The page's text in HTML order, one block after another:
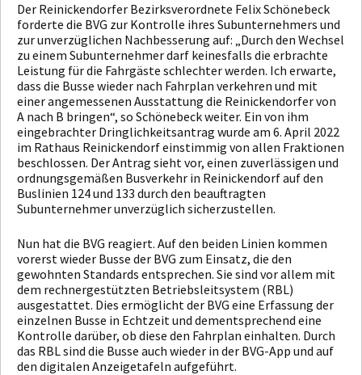
Der Reinickendorfer Bezirksverordnete Felix Schönebeck
forderte die BVG zur Kontrolle ihres Subunternehmers und
zur unverzüglichen Nachbesserung auf: „Durch den Wechsel
zu einem Subunternehmer darf keinesfalls die erbrachte
Leistung für die Fahrgäste schlechter werden. Ich erwarte,
dass die Busse wieder nach Fahrplan verkehren und mit
einer angemessenen Ausstattung die Reinickendorfer von
A nach B bringen“, so Schönebeck weiter. Ein von ihm
eingebrachter Dringlichkeitsantrag wurde am 6. April 2022
im Rathaus Reinickendorf einstimmig von allen Fraktionen
beschlossen. Der Antrag sieht vor, einen zuverlässigen und
ordnungsgemäßen Busverkehr in Reinickendorf auf den
Buslinien 124 und 133 durch den beauftragten
Subunternehmer unverzüglich sicherzustellen.
Nun hat die BVG reagiert. Auf den beiden Linien kommen
vorerst wieder Busse der BVG zum Einsatz, die den
gewohnten Standards entsprechen. Sie sind vor allem mit
dem rechnergestützten Betriebsleitsystem (RBL)
ausgestattet. Dies ermöglicht der BVG eine Erfassung der
einzelnen Busse in Echtzeit und dementsprechend eine
Kontrolle darüber, ob diese den Fahrplan einhalten. Durch
das RBL sind die Busse auch wieder in der BVG-App und auf
den digitalen Anzeigetafeln aufgeführt.